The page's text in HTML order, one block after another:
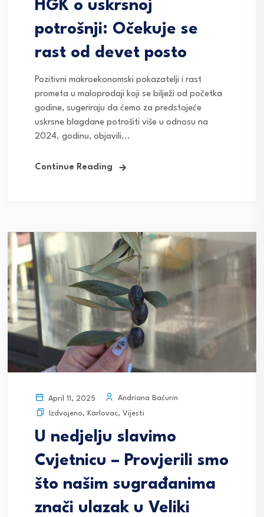
HGK o uskrsnoj
potrošnji: Očekuje se
rast od devet posto
Pozitivni makroekonomski pokazatelji i rast
prometa u maloprodaji koji se bilježi od početka
godine, sugeriraju da ćemo za predstojeće
uskrsne blagdane potrošiti više u odnosu na
2024. godinu, objavili...
Continue Reading
April 11, 2025
Andriana Baćurin
Izdvojeno, Karlovac, Vijesti
U nedjelju slavimo
Cvjetnicu – Provjerili smo
što našim sugrađanima
znači ulazak u Veliki